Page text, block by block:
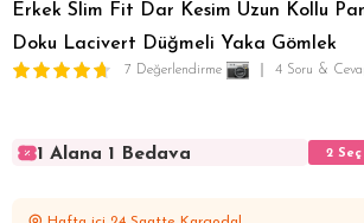
Erkek Slim Fit Dar Kesim Uzun Kollu
Doku Lacivert Düğmeli Yaka Gömlek
7 Değerlendirme 4 Soru &
1 Alana 1 Bedava 2 Seç